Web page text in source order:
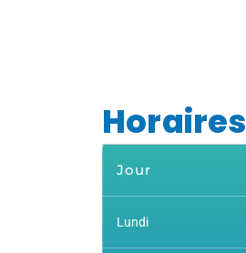
Horaires
Jour
Lundi